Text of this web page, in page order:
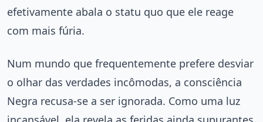
efetivamente abala o statu quo que ele reage
com mais fúria.
Num mundo que frequentemente prefere desviar
o olhar das verdades incômodas, a consciência
Negra recusa-se a ser ignorada. Como uma luz